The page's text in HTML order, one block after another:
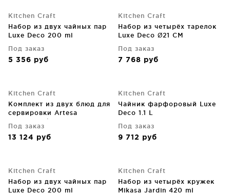
Kitchen Craft
Набор из двух чайных пар
Luxe Deco 200 ml
Под заказ
5 356 руб
Kitchen Craft
Набор из четырёх тарелок
Luxe Deco Ø21 CM
Под заказ
7 768 руб
Kitchen Craft
Комплект из двух блюд для
сервировки Artesa
23X23X12 / 31X31X12 CM
Под заказ
13 124 руб
Kitchen Craft
Чайник фарфоровый Luxe
Deco 1.1 L
Под заказ
9 712 руб
Kitchen Craft
Набор из двух чайных пар
Luxe Deco 200 ml
Kitchen Craft
Набор из четырёх кружек
Mikasa Jardin 420 ml